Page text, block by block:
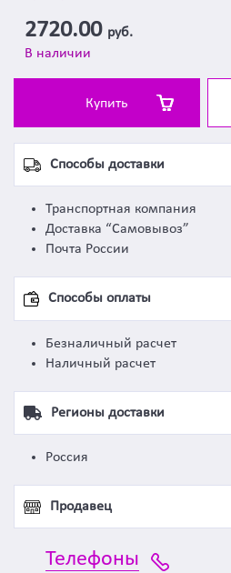
2720.00 руб.
В наличии
Купить
Способы доставки
Транспортная компания
Доставка “Самовывоз”
Почта России
Способы оплаты
Безналичный расчет
Наличный расчет
Регионы доставки
Россия
Продавец
Телефоны